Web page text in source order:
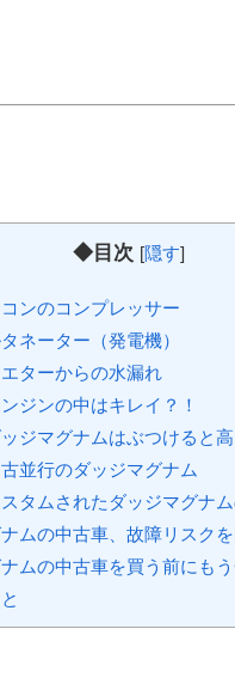
◆目次 [隠す]
ンのコンプレッサー
ネーター（発電機）
ターからの水漏れ
ジンの中はキレイ？！
ジマグナムはぶつけると高
並行のダッジマグナム
タムされたダッジマグナ
ムの中古車、故障リスク
ムの中古車を買う前にも